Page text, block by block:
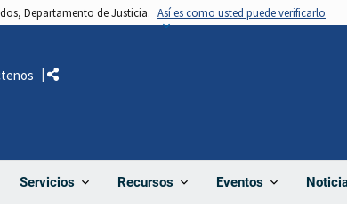
Departamento de Justicia. Así es como usted puede verificarlo
Servicios Recursos Eventos
Comparte